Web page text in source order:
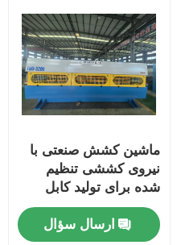
ماشین کشش صنعتی با
نیروی کششی تنظیم
شده برای تولید کابل
سیم
ارسال سؤال